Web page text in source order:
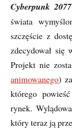
Cyberpunk 2077
świata
szczęście z
zdecydował się
Projekt nie
animowanego)
którego
rynek.
który teraz ją